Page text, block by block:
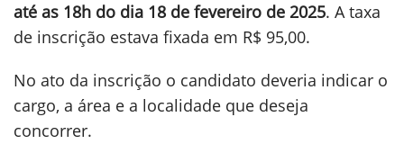
até as 18h do dia 18 de fevereiro de 2025. A taxa
de inscrição estava fixada em R$ 95,00.
No ato da inscrição o candidato deveria indicar o
cargo, a área e a localidade que deseja
concorrer.